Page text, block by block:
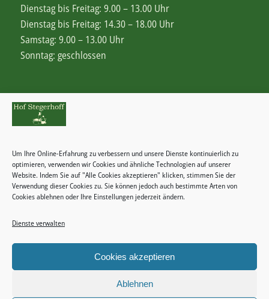
Um Ihre Online-Erfahrung zu verbessern und unsere Dienste kontinuierlich zu
optimieren, verwenden wir Cookies und ähnliche Technologien auf unserer
Website. Indem Sie auf "Alle Cookies akzeptieren" klicken, stimmen Sie der
Verwendung dieser Cookies zu. Sie können jedoch auch bestimmte Arten von
Cookies ablehnen oder Ihre Einstellungen jederzeit ändern.
Dienste verwalten
Cookies akzeptieren
Ablehnen
Dienstag bis Freitag: 9.00 – 13.00 Uhr
Dienstag bis Freitag: 14.30 – 18.00 Uhr
Samstag: 9.00 – 13.00 Uhr
Sonntag: geschlossen
Rechtliches
Widerrufsbelehrung